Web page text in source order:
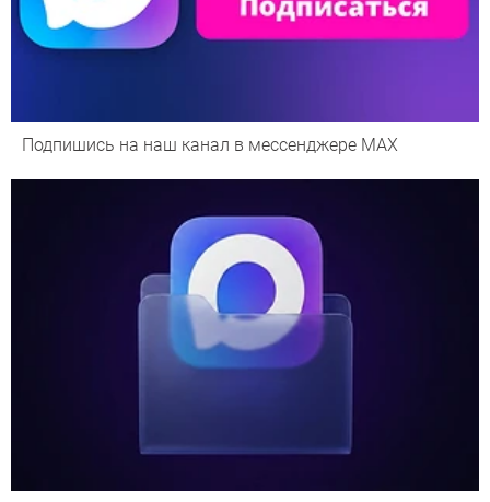
Подпишись на наш канал в мессенджере МАХ